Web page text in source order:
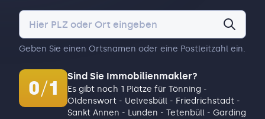
Geben Sie einen Ortsnamen oder eine Postleitzahl ein.
0/1
Sind Sie Immobilienmakler?
Es gibt noch 1 Plätze für Tönning -
Oldenswort - Uelvesbüll - Friedrichstadt -
Sankt Annen - Lunden - Tetenbüll - Garding